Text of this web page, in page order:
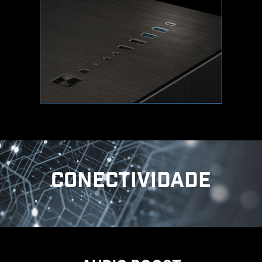
AIDA64 EXTREME
Placas-mãe MSI oferecem 60 dias grátis de
AIDA64 Extreme - MSI edition. O AIDA64
Extreme é um aplicativo valioso para
informações de sistema, diagnósticos e
benchmarks. Com o aplicativo você pode
em diferentes formatos como CSV e HTML.
CONECTIVIDADE